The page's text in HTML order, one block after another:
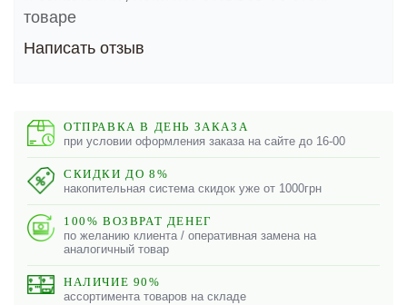
товаре
Написать отзыв
ОТПРАВКА В ДЕНЬ ЗАКАЗА
при условии оформления заказа на сайте до 16-00
СКИДКИ ДО 8%
накопительная система скидок уже от 1000грн
100% ВОЗВРАТ ДЕНЕГ
по желанию клиента / оперативная замена на
аналогичный товар
НАЛИЧИЕ 90%
ассортимента товаров на складе